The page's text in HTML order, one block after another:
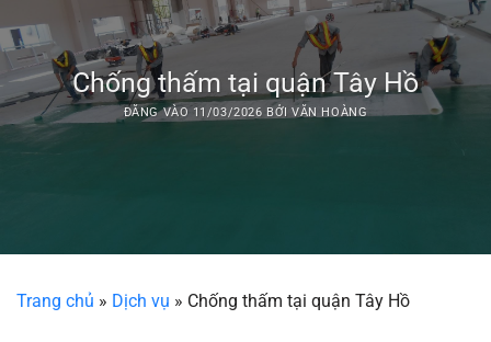
Chống thấm tại quận Tây Hồ
ĐĂNG VÀO 11/03/2026 BỞIVĂN HOÀNG
Trang chủ » Dịch vụ » Chống thấm tại quận Tây Hồ